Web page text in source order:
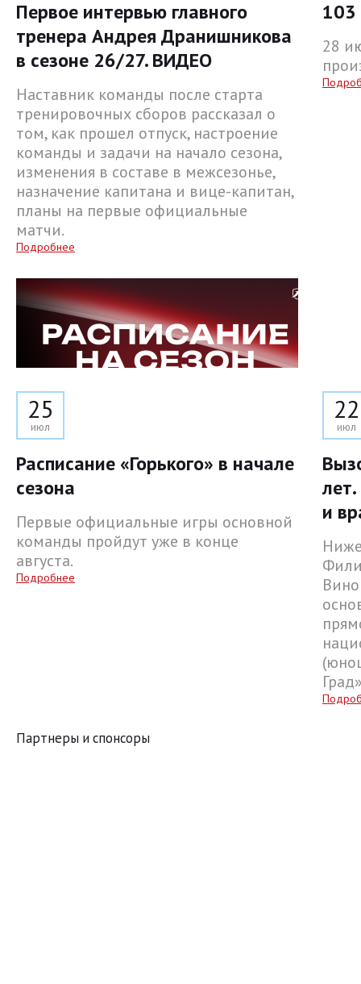
Первое интервью главного
тренера Андрея Дранишникова
в сезоне 26/27. ВИДЕО
Наставник команды после старта
тренировочных сборов рассказал о
том, как прошел отпуск, настроение
команды и задачи на начало сезона,
изменения в составе в межсезонье,
назначение капитана и вице-капитан,
планы на первые официальные
матчи.
Подробнее
103
28
25
июл
Расписание «Горького» в начале
сезона
Первые официальные игры основной
команды пройдут уже в конце
августа.
Подробнее
22
июл
и
Партнеры и спонсоры